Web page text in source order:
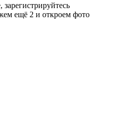
ещё 2 и откроем фото